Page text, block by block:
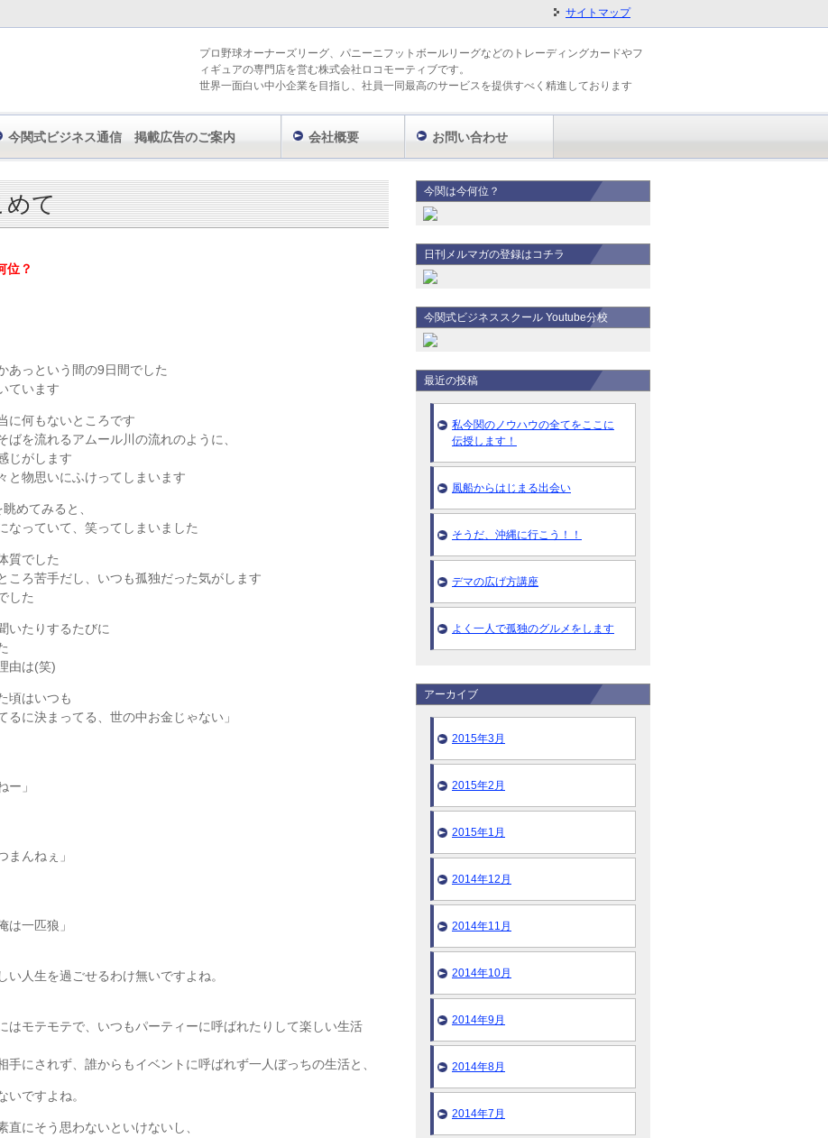
めて
？
あっという間の9日間でした
ています
に何もないところです
を流れるアムール川の流れのように、
じがします
と物思いにふけってしまいます
めてみると、
なっていて、笑ってしまいました
質でした
ころ苦手だし、いつも孤独だった気がします
した
いたりするたびに
由は(笑)
頃はいつも
るに決まってる、世の中お金じゃない」
ー」
まんねぇ」
は一匹狼」
人生を過ごせるわけ無いですよね。
はモテモテで、いつもパーティーに呼ばれたりして楽しい生活
にされず、誰からもイベントに呼ばれず一人ぼっちの生活と、
いですよね。
にそう思わないといけないし、
今関は今何位？
日刊メルマガの登録はコチラ
今関式ビジネススクール Youtube分校
最近の投稿
私今関のノウハウの全てをここに
伝授します！
風船からはじまる出会い
そうだ、沖縄に行こう！！
デマの広げ方講座
よく一人で孤独のグルメをします
アーカイブ
2015年3月
2015年2月
2015年1月
2014年12月
2014年11月
2014年10月
2014年9月
2014年8月
2014年7月
サイトマップ
プロ野球オーナーズリーグ、パニーニフットボールリーグなどのトレーディングカードやフ
ィギュアの専門店を営む株式会社ロコモーティブです。
世界一面白い中小企業を目指し、社員一同最高のサービスを提供すべく精進しております
今関式ビジネス通信 掲載広告のご案内 会社概要 お問い合わせ